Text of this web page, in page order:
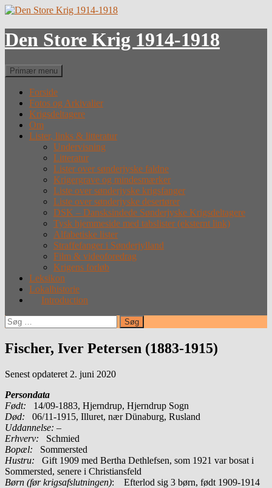
Hop
indhold
Den Store Krig 1914-1918
Søg
Primær menu
Forside
Fotos og Arkivalier
Krigsdeltagere
Om
Lister, links & litteratur
Undervisning
Litteratur
Lister over sønderjyske faldne
Krigergrave og mindesmærker
Liste over sønderjyske krigsfanger
Liste over sønderjyske desertører
DSK – Dansksindede Sønderjyske Krigsdeltagere
Tysk hjemmeside med tabslister (eksternt link)
Alfabetiske lister
Straffefanger i Sønderjylland
Film & videoforedrag
Krigens forløb
Leksikon
Lokalhistorie
Introduction
Søg
efter:
Fischer, Iver Petersen (1883-1915)
Senest opdateret 2. juni 2020
Persondata
Født: 14/09-1883, Hjerndrup, Hjerndrup Sogn
Død: 06/11-1915, Illuret, nær Dünaburg, Rusland
Uddannelse: –
Erhverv: Schmied
Bopæl: Sommersted
Hustru: Gift 1909 med Bertha Dethlefsen, som 1921 var bosat i
Sommersted, senere i Christiansfeld
Børn (før krigsafslutningen): Efterlod sig 3 børn, født 1909-1914